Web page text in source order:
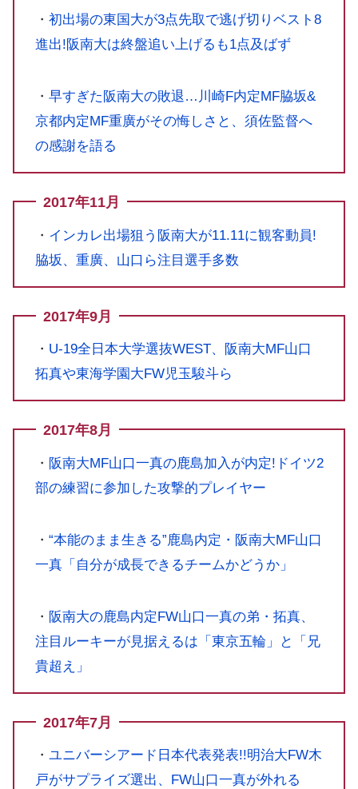
・ 初出場の東国大が3点先取で逃げ切りベスト8
進出!阪南大は終盤追い上げるも1点及ばず
・ 早すぎた阪南大の敗退…川崎F内定MF脇坂&
京都内定MF重廣がその悔しさと、須佐監督へ
の感謝を語る
2017年11月
・ インカレ出場狙う阪南大が11.11に観客動員!
脇坂、重廣、山口ら注目選手多数
2017年9月
・ U-19全日本大学選抜WEST、阪南大MF山口
拓真や東海学園大FW児玉駿斗ら
2017年8月
・ 阪南大MF山口一真の鹿島加入が内定!ドイツ2
部の練習に参加した攻撃的プレイヤー
・ “本能のまま生きる”鹿島内定・阪南大MF山口
一真「自分が成長できるチームかどうか」
・ 阪南大の鹿島内定FW山口一真の弟・拓真、
注目ルーキーが見据えるは「東京五輪」と「兄
貴超え」
2017年7月
・ ユニバーシアード日本代表発表!!明治大FW木
戸がサプライズ選出、FW山口一真が外れる